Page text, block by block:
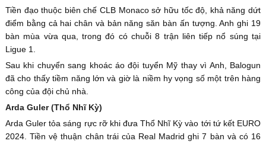
Tiền đạo thuộc biên chế CLB Monaco sở hữu tốc độ, khả năng dứt
điểm bằng cả hai chân và bản năng săn bàn ấn tượng. Anh ghi 19
bàn mùa vừa qua, trong đó có chuỗi 8 trận liên tiếp nổ súng tại
Ligue 1.
Sau khi chuyển sang khoác áo đội tuyển Mỹ thay vì Anh, Balogun
đã cho thấy tiềm năng lớn và giờ là niềm hy vọng số một trên hàng
công của đội chủ nhà.
Arda Guler (Thổ Nhĩ Kỳ)
Arda Guler tỏa sáng rực rỡ khi đưa Thổ Nhĩ Kỳ vào tới tứ kết EURO
2024. Tiền vệ thuận chân trái của Real Madrid ghi 7 bàn và có 16